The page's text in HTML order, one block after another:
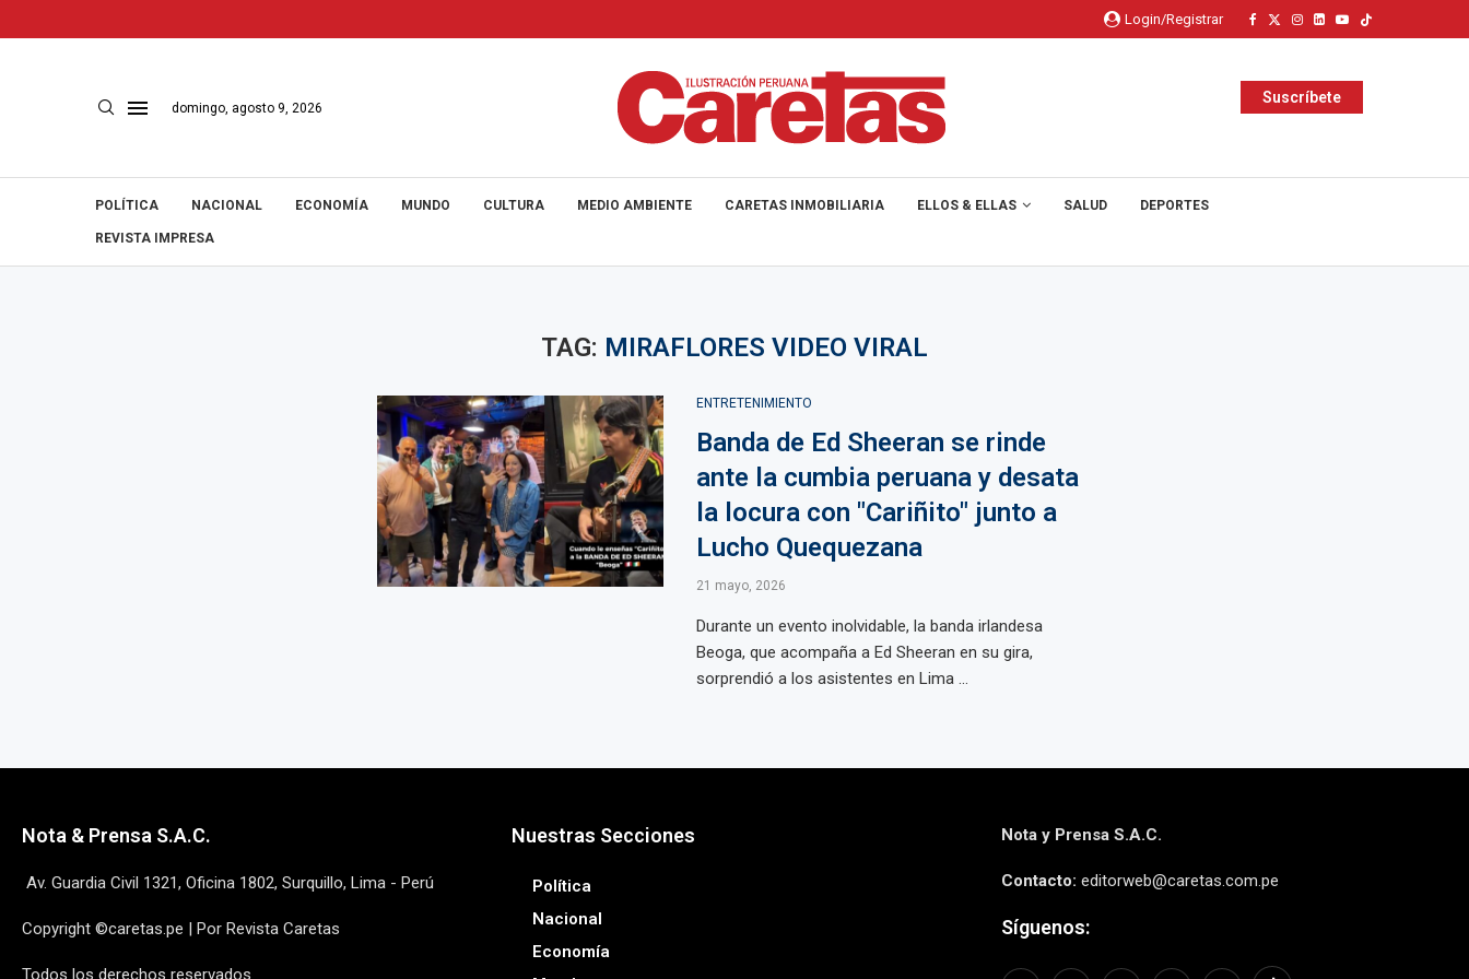
Login/Registrar
domingo, agosto 9, 2026
Suscríbete
POLÍTICA NACIONAL ECONOMÍA MUNDO CULTURA MEDIO AMBIENTE CARETAS INMOBILIARIA ELLOS & ELLAS SALUD DEPORTES
REVISTA IMPRESA
TAG: MIRAFLORES VIDEO VIRAL
ENTRETENIMIENTO
Banda de Ed Sheeran se rinde
ante la cumbia peruana y desata
la locura con "Cariñito" junto a
Lucho Quequezana
21 mayo, 2026
Durante un evento inolvidable, la banda irlandesa
Beoga, que acompaña a Ed Sheeran en su gira,
sorprendió a los asistentes en Lima ...
Nota & Prensa S.A.C.
Av. Guardia Civil 1321, Oficina 1802, Surquillo, Lima - Perú
Copyright ©caretas.pe | Por Revista Caretas
Todos los derechos reservados
Nuestras Secciones
Política
Nacional
Economía
Nota y Prensa S.A.C.
Contacto: editorweb@caretas.com.pe
Síguenos: